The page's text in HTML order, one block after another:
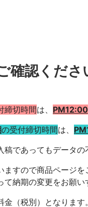
確認くださ
締切時間は、 PM12:00
の受付締切時間は、
稿であってもデータ
すので商品ページを
納期の変更をお願い
（税別）となりま